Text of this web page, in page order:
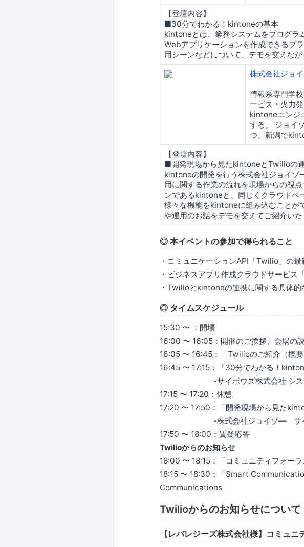
【登壇内容】
■30分でわかる！kintoneの基本
kintoneとは、業務システムをプログラ
Webアプリケーションを作成できるプ
用シーンなどについて、デモを交えなが
株式会社ジョ
情報系専門学
ービス・火力
kintoneエンジ
する。 ジョイ
つ、新潟で
【登壇内容】
■開発現場から見たkintoneとTwilioの
kintoneの開発を行う株式会社ジョイゾ
用に関する作業の流れを現場からの視
ンであるkintoneと、同じくクラウドベ
様々な機能をkintoneに組み込むことが
や運用のお話をデモを交えてご紹介いた
◎ 本イベントの参加で得られること
・コミュニケーションAPI「Twilio」の
・ビジネスアプリ作成クラウドサービ
・Twilioとkintoneの連携に関する具体的
◎ タイムスケジュール
15:30 〜 ：開場
16:00 〜 16:05：開催のご挨拶、会場の
16:05 〜 16:45：「Twilioのご紹介（概
16:45 〜 17:15：「30分でわかる！
-サイボウズ株式会社 システム
17:15 〜 17:20：休憩
17:20 〜 17:50：「開発現場から見た
-株式会社ジョイゾ― サイボウ
17:50 〜 18:00：質疑応答
Twilioからのお知らせ
18:00 〜 18:15：「コミュニティフォー
18:15 〜 18:30：「Smart
Communications
Twilioからのお知らせについて
【レバレジーズ株式会社様】コミュ